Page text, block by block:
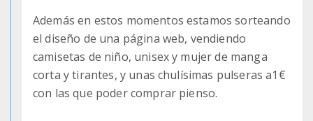
Además en estos momentos estamos sorteando
el diseño de una página web, vendiendo
camisetas de niño, unisex y mujer de manga
corta y tirantes, y unas chulísimas pulseras a1€
con las que poder comprar pienso.